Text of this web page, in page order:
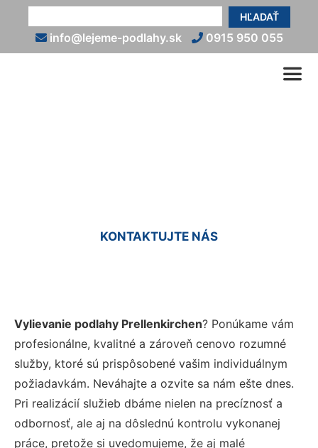
HĽADAŤ
info@lejeme-podlahy.sk 0915 950 055
KONTAKTUJTE NÁS
Vylievanie podlahy Prellenkirchen? Ponúkame vám
profesionálne, kvalitné a zároveň cenovo rozumné
služby, ktoré sú prispôsobené vašim individuálnym
požiadavkám. Neváhajte a ozvite sa nám ešte dnes.
Pri realizácií služieb dbáme nielen na precíznosť a
odbornosť, ale aj na dôslednú kontrolu vykonanej
práce, pretože si uvedomujeme, že aj malé